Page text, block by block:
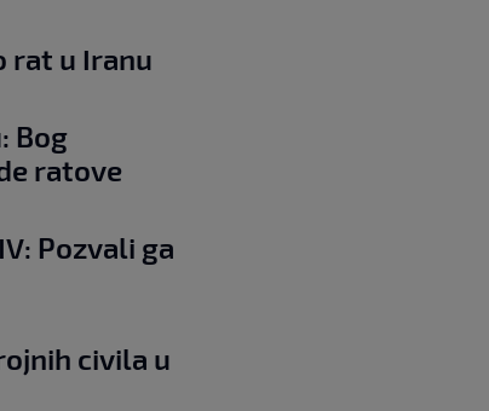
rat u Iranu
Bog
ratove
Pozvali ga
civila u